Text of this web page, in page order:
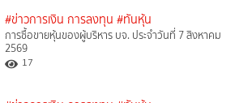
#ข่าวการเงิน การลงทุน #ทันหุ้น
การซื้อขายหุ้นของผู้บริหาร บจ. ประจำวันที่ 7 สิงหาคม
2569
17